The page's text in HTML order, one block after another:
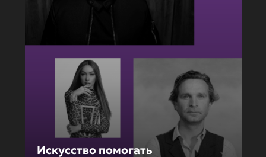
Искусство помогать